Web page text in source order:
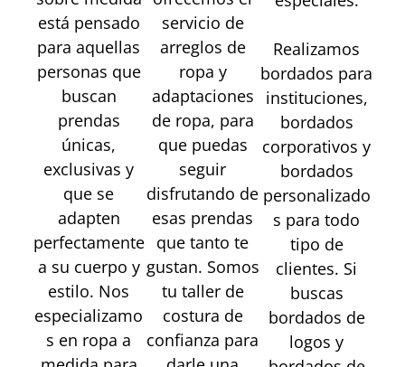
está pensado
para aquellas
personas que
buscan
prendas
únicas,
exclusivas y
que se
adapten
perfectamente
a su cuerpo y
estilo. Nos
especializamo
s en ropa a
servicio de
arreglos de
ropa y
adaptaciones
de ropa, para
que puedas
seguir
disfrutando de
esas prendas
que tanto te
gustan. Somos
tu taller de
costura de
confianza para
Realizamos
bordados para
instituciones,
bordados
corporativos y
bordados
personalizado
s para todo
tipo de
clientes. Si
buscas
bordados de
logos y